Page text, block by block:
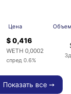
Цена
$ 0,416
WETH 0,0002
спред 0.6%
Показать все ➙